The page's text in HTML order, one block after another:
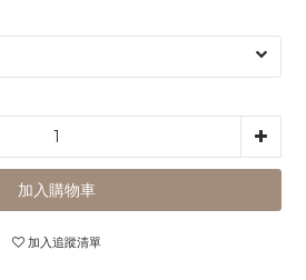
加入購物車
加入追蹤清單